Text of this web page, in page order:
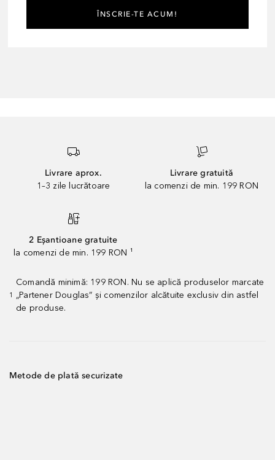
ÎNSCRIE-TE ACUM!
Livrare aprox.
1–3 zile lucrătoare
Livrare gratuită
la comenzi de min. 199 RON
2 Eșantioane gratuite
la comenzi de min. 199 RON ¹
1
Comandă minimă: 199 RON. Nu se aplică produselor marcate
„Partener Douglas” și comenzilor alcătuite exclusiv din astfel
de produse.
Metode de plată securizate